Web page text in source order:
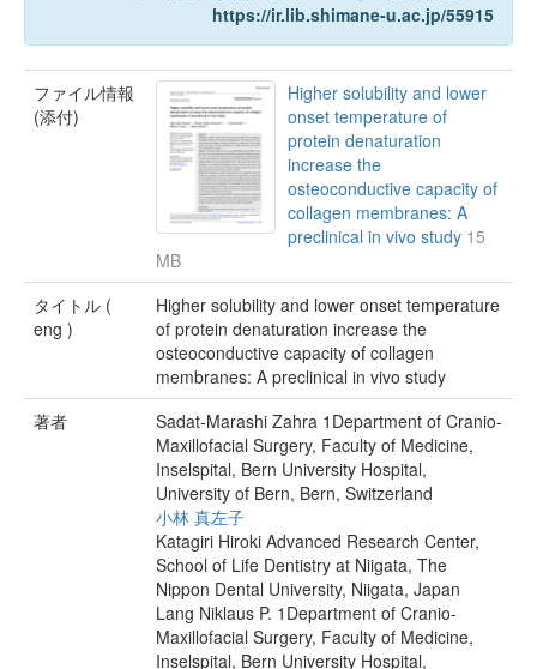
https://ir.lib.shimane-u.ac.jp/55915
ファイル情報
(添付)
Higher solubility and lower
onset temperature of
protein denaturation
increase the
osteoconductive capacity of
collagen membranes: A
preclinical in vivo study 15
MB
タイトル (
eng )
Higher solubility and lower onset temperature
of protein denaturation increase the
osteoconductive capacity of collagen
membranes: A preclinical in vivo study
著者
Sadat‐Marashi Zahra 1Department of Cranio-
Maxillofacial Surgery, Faculty of Medicine,
Inselspital, Bern University Hospital,
University of Bern, Bern, Switzerland
小林 真左子
Katagiri Hiroki Advanced Research Center,
School of Life Dentistry at Niigata, The
Nippon Dental University, Niigata, Japan
Lang Niklaus P. 1Department of Cranio-
Maxillofacial Surgery, Faculty of Medicine,
Inselspital, Bern University Hospital,